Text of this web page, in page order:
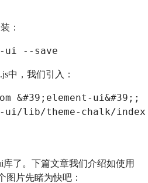
：
ui --save
中，我们引入：
&#39;element-ui&#39;;
ui/lib/theme-chalk/
库了。下篇文章我们介绍如使用
图片先睹为快吧：